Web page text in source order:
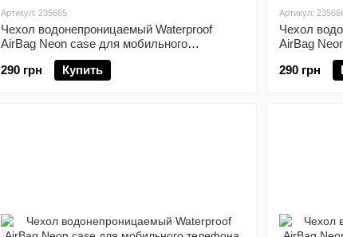
Артикул: 235665
Чехол водонепроницаемый Waterproof
AirBag Neon case для мобильного
телефона Blue
290 грн
Купить
Артикул:
Чехол
AirBag
телефона
290 грн